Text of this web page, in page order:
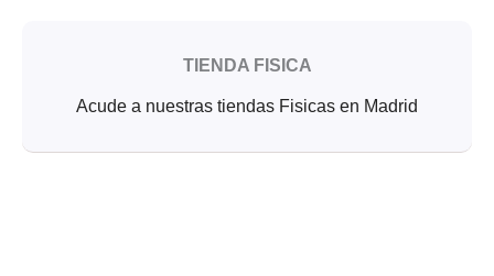
TIENDA FISICA
Acude a nuestras tiendas Fisicas en Madrid